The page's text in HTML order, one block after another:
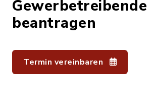
Gewerbetreibende
beantragen
Termin vereinbaren